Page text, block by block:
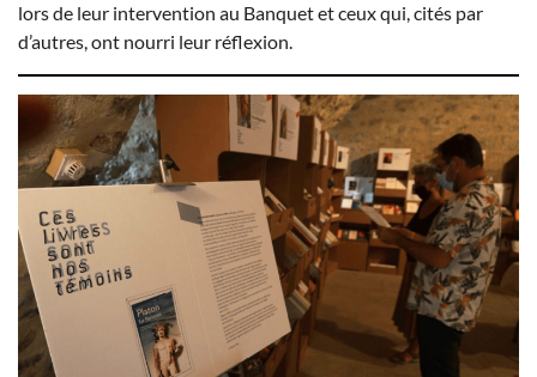
lors de leur intervention au Banquet et ceux qui, cités par
d’autres, ont nourri leur réflexion.